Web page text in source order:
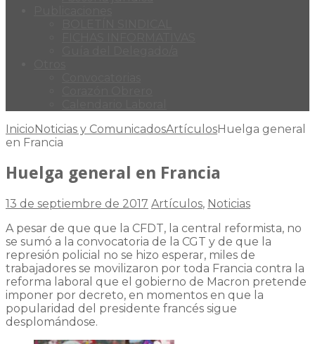
InicioNoticias y ComunicadosArtículosHuelga general
en Francia
Huelga general en Francia
13 de septiembre de 2017 Artículos, Noticias
A pesar de que que la CFDT, la central reformista, no
se sumó a la convocatoria de la CGT y de que la
represión policial no se hizo esperar, miles de
trabajadores se movilizaron por toda Francia contra la
reforma laboral que el gobierno de Macron pretende
imponer por decreto, en momentos en que la
popularidad del presidente francés sigue
desplomándose.